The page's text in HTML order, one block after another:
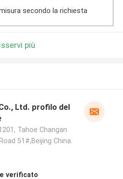
secondo la richiesta
più
Ltd. profilo del
Tahoe Changan
51#,Beijing China.
verificato